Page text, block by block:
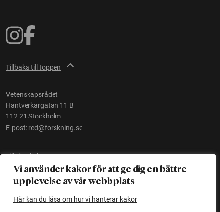
Vi använder kakor för att ge dig en bättre
upplevelse av vår webbplats
Här kan du läsa om hur vi hanterar kakor
Tillbaka till toppen
Vetenskapsrådet
Hantverkargatan 11 B
112 21 Stockholm
E-post: red@forskning.se
Tillgänglighet
Ett initiativ avVetenskapsrådet